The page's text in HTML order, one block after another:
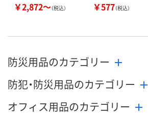
￥2,872～（税込） ￥577（税込）
防災用品のカテゴリー
防犯・防災用品のカテゴリー
オフィス用品のカテゴリー